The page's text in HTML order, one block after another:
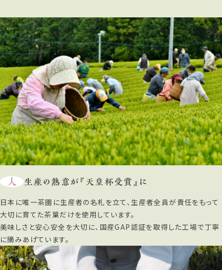
人 生産の熱意が『天皇杯受賞』に
日本に唯一茶園に生産者の名札を立て、生産者全員が責任をもって
大切に育てた茶葉だけを使用しています。
美味しさと安心安全を大切に、国産GAP認証を取得した工場で丁寧
に摘みあげています。